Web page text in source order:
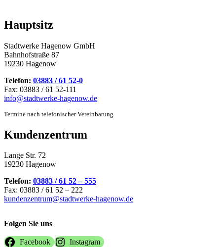
Hauptsitz
Stadtwerke Hagenow GmbH
Bahnhofstraße 87
19230 Hagenow
Telefon: 03883 / 61 52-0
Fax: 03883 / 61 52-111
info@stadtwerke-hagenow.de
Termine nach telefonischer Vereinbarung
Kundenzentrum
Lange Str. 72
19230 Hagenow
Telefon: 03883 / 61 52 – 555
Fax: 03883 / 61 52 – 222
kundenzentrum@stadtwerke-hagenow.de
Folgen Sie uns
Facebook Instagram